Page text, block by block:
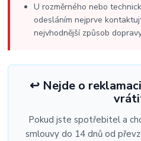
U rozměrného nebo
odesláním nejprve
nejvhodnější způsob
↩️ Nejde o
Pokud jste spotřebitel a
smlouvy do 14 dnů od